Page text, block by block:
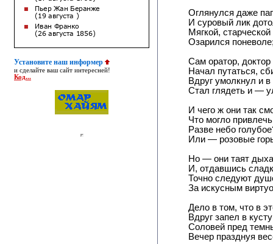
Установите наш информер
и сделайте ваш сайт интересней!
Код...
Оглянулся даже
И суровый лик
Мягкой,
Озарился
Сам оратор,
Начал путаться,
Вдруг умолкнул и
Стал глядеть и —
И чего ж они так
Что могло
Разве небо
Или — розовые
Но — они таят
И, отдавшись
Точно следуют
За искусным
Дело в том, что в
Вдруг запел в
Соловей пред
Вечер празднуя